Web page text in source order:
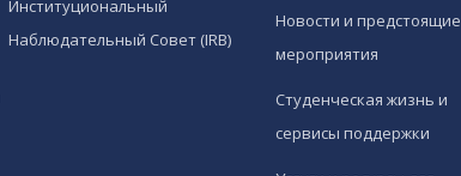
Институциональный
Наблюдательный Совет (IRB)
Новости и предстоящие
мероприятия
Студенческая жизнь и
сервисы поддержки